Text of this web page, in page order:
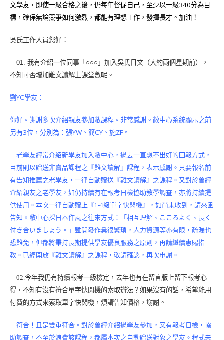
文學友，即使一級合格之後，仍每年督促自己，至少以一級340分為目
標，確保無論競爭如何激烈，都能有理想工作，發揮長才。加油！
吳氏工作人員您好：
01. 我有介紹一位同事「○○○」加入吳氏日文（大約兩個星期前），
不知可否增加難文讀解上課堂數呢。
劉YC學友：
你好。謝謝多次介紹親友參加敝課程。非常感謝。敝中心系統顯示之前
另有3位，分別為：張YW、簡CY、施ZF。
老學友經常介紹新學友加入敝中心，過去一直想不出好的回報方式，
目前則以贈送非賣品課程之『難文讀解』課程，表示感謝。只要報名前
有告知推薦之老學友，一律自動贈送『難文讀解』之課程。又對於曾經
介紹親友之老學友，如仍持續有在報考日檢協助教學調查，亦將持續提
供使用。本次一律自動贈上『1-4級單字快閃機』，如尚未收到，請來函
告知。敝中心採日本作風之往來方式：「相互理解、こころよく、長く
付き合いましょう。」雖開發作業很繁瑣，人力資源等亦有限，疏漏也
恐難免，但都將秉持長期提供學友優良服務之原則，再請繼續惠賜指
教。已經開放『難文讀解』之課程，敬請確認，再次申謝。
02.今年我仍有持續報考一級檢定，去年也有在留言版上留下報考心
得，不知有沒有符合單字快閃機的索取辦法？如果沒有的話，希望能用
付費的方式來索取單字快閃機，煩請告知價格，謝謝。
符合！且是雙重符合。對於曾經介紹過學友參加，又有報考日檢，協
助調查，不至於浪費該課程，都屬本次之自動贈送對象之學友。程式未